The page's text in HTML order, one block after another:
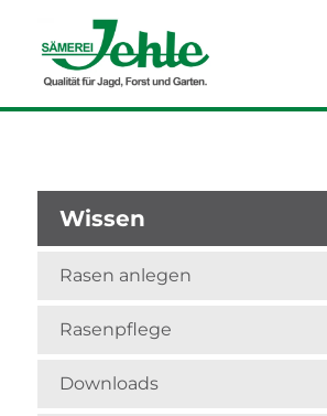
Wissen
Rasen anlegen
Rasenpflege
Downloads